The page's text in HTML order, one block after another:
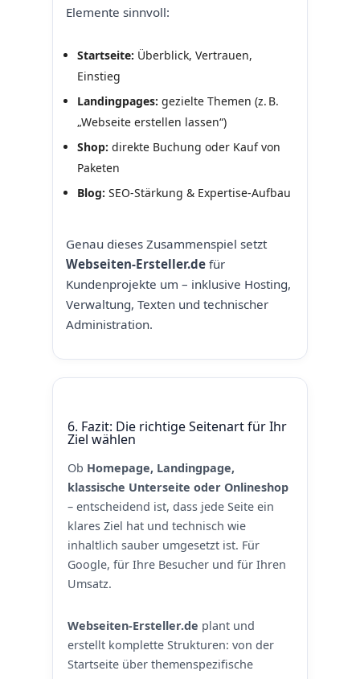
Elemente sinnvoll:
Startseite: Überblick, Vertrauen,
Einstieg
Landingpages: gezielte Themen (z. B.
„Webseite erstellen lassen“)
Shop: direkte Buchung oder Kauf von
Paketen
Blog: SEO‑Stärkung & Expertise‑Aufbau
Genau dieses Zusammenspiel setzt
Webseiten-Ersteller.defür
Kundenprojekte um – inklusive Hosting,
Verwaltung, Texten und technischer
Administration.
6. Fazit: Die richtige Seitenart für Ihr
Ziel wählen
Ob Homepage, Landingpage,
klassische Unterseite oder Onlineshop
– entscheidend ist, dass jede Seite ein
klares Ziel hat und technisch wie
inhaltlich sauber umgesetzt ist. Für
Google, für Ihre Besucher und für Ihren
Umsatz.
Webseiten-Ersteller.de plant und
erstellt komplette Strukturen: von der
Startseite über themenspezifische